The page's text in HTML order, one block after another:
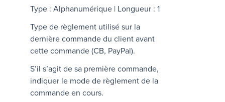
Type : Alphanumérique | Longueur : 1
Type de règlement utilisé sur la
dernière commande du client avant
cette commande (CB, PayPal).
S’il s’agit de sa première commande,
indiquer le mode de règlement de la
commande en cours.